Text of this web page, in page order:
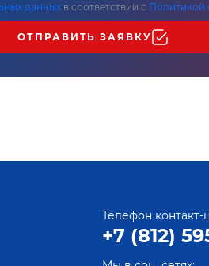
данных в соответствии с Политикой
ОТПРАВИТЬ ЗАЯВКУ
Телефон контакт-
+7 (812)